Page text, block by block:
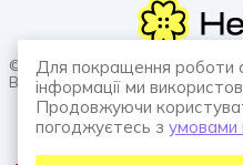
© 2026 HELENATEX «Ґудзики,
Все для швейної справи.»
Для покращення роботи
інформації ми
Продовжуючи
погоджуєтесь з умовами